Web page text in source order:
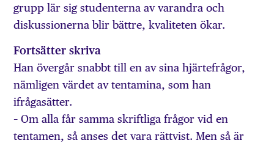
grupp lär sig studenterna av varandra och
diskussionerna blir bättre, kvaliteten ökar.
Fortsätter skriva
Han övergår snabbt till en av sina hjärtefrågor,
nämligen värdet av tentamina, som han
ifrågasätter.
– Om alla får samma skriftliga frågor vid en
tentamen, så anses det vara rättvist. Men så är